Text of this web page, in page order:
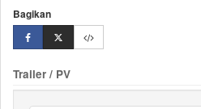
Bagikan
Trailer / PV